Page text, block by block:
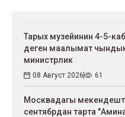
Тарых музейинин 4-5-
деген маалымат
министрлик
08 Август 2026 61
Москвадагы
сентябрдан тарта